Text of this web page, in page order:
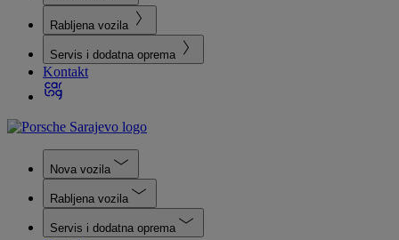
Rabljena vozila
Servis i dodatna oprema
Kontakt
Nova vozila
Rabljena vozila
Servis i dodatna oprema